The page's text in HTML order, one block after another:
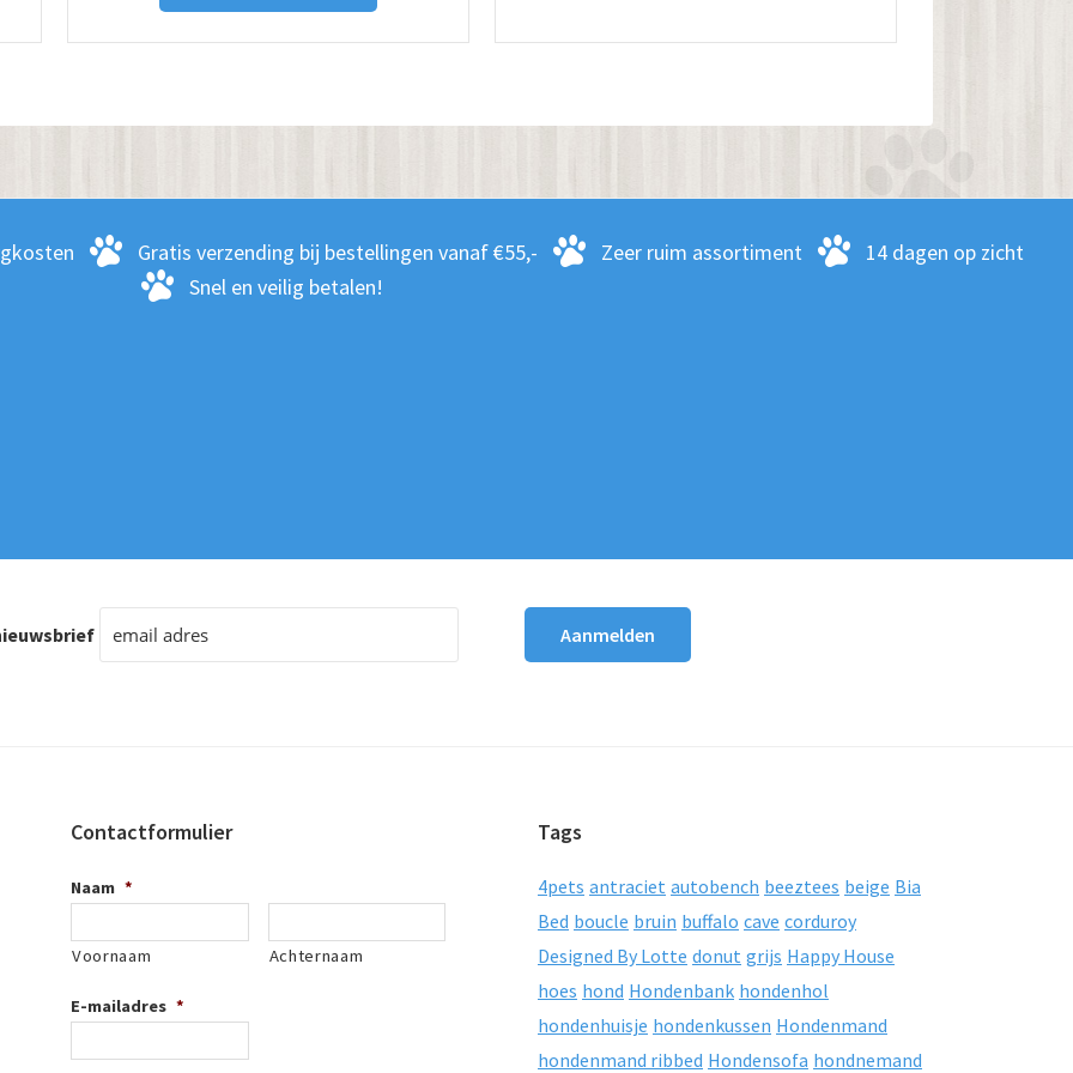
Deze
kan
worden
op
gekozen
worden
Gratis verzending bij bestellingen vanaf €55,- Zeer ruim assortiment
14 dagen op zicht
Snel en veilig betalen!
Contactformulier
Naam *
Voornaam Achternaam
E-mailadres *
Tags
4pets antraciet autobench beeztees beige Bia
Bed boucle bruin buffalo cave corduroy
Designed By Lotte donut grijs Happy House
hoes hond Hondenbank hondenhol
hondenhuisje hondenkussen Hondenmand
hondenmand ribbed Hondensofa hondnemand